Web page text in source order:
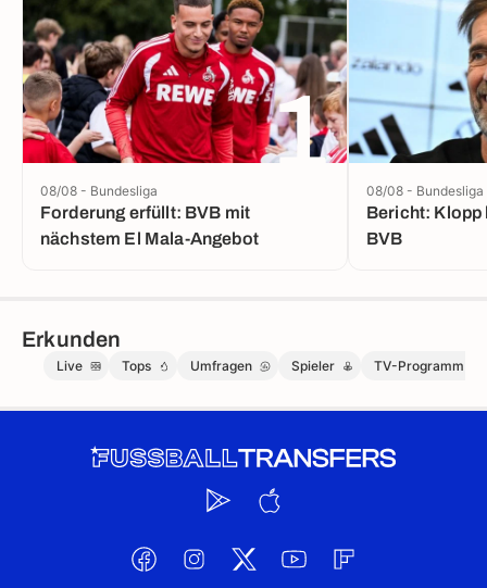
1
Forderung erfüllt: BVB mit
nächstem El Mala-Angebot
08/08 - Bundesliga
Bericht: Klopp
BVB
08/08 - Bundesliga
Erkunden
Live Tops Umfragen Spieler TV-Programm